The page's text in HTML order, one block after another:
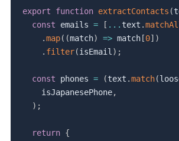
export function extractContacts (
const emails = [ ... text .
.map( (match) => match [0] )
. filter(isEmail) ;
const phones = (text .match(
    isJapanesePhone
,
) ;
return {